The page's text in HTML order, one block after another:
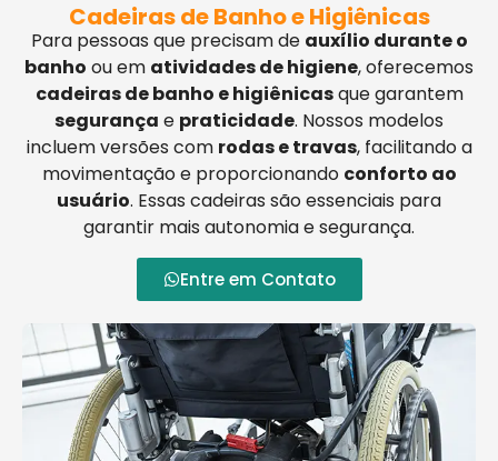
Cadeiras de Banho e Higiênicas
Para pessoas que precisam de auxílio durante o
banho ou em atividades de higiene, oferecemos
cadeiras de banho e higiênicasque garantem
segurança e praticidade. Nossos modelos
incluem versões com rodas e travas, facilitando a
movimentação e proporcionando conforto ao
usuário. Essas cadeiras são essenciais para
garantir mais autonomia e segurança.
Entre em Contato